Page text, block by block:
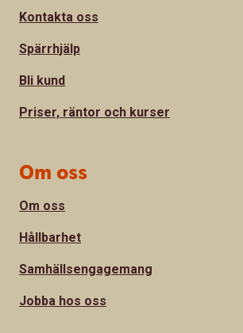
Kontakta oss
Spärrhjälp
Bli kund
Priser, räntor och kurser
Om oss
Om oss
Hållbarhet
Samhällsengagemang
Jobba hos oss